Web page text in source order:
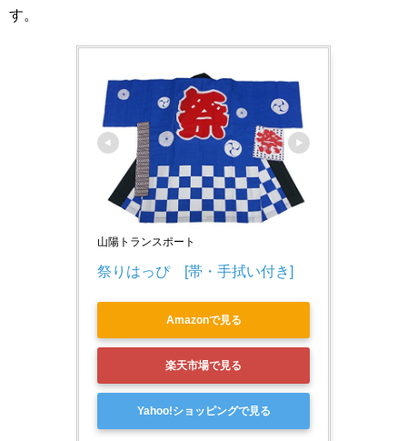
す。
山陽トランスポート
祭りはっぴ　[帯・手拭い付き]
Amazonで見る
楽天市場で見る
Yahoo!ショッピングで見る